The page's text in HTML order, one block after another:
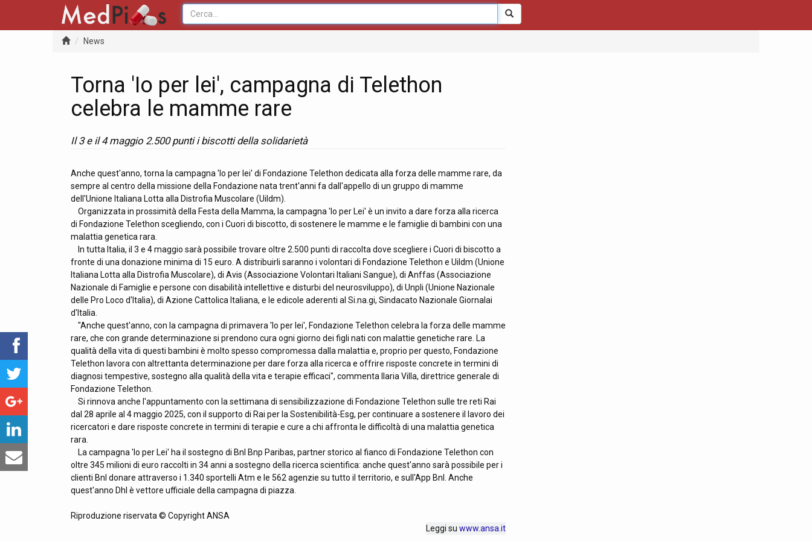
News
Torna 'Io per lei', campagna di Telethon
celebra le mamme rare
Il 3 e il 4 maggio 2.500 punti i biscotti della solidarietà
Anche quest'anno, torna la campagna 'Io per lei' di Fondazione Telethon dedicata alla forza delle mamme rare, da
sempre al centro della missione della Fondazione nata trent'anni fa dall'appello di un gruppo di mamme
dell'Unione Italiana Lotta alla Distrofia Muscolare (Uildm).
Organizzata in prossimità della Festa della Mamma, la campagna 'Io per Lei' è un invito a dare forza alla ricerca
di Fondazione Telethon scegliendo, con i Cuori di biscotto, di sostenere le mamme e le famiglie di bambini con una
malattia genetica rara.
In tutta Italia, il 3 e 4 maggio sarà possibile trovare oltre 2.500 punti di raccolta dove scegliere i Cuori di biscotto a
fronte di una donazione minima di 15 euro. A distribuirli saranno i volontari di Fondazione Telethon e Uildm (Unione
Italiana Lotta alla Distrofia Muscolare), di Avis (Associazione Volontari Italiani Sangue), di Anffas (Associazione
Nazionale di Famiglie e persone con disabilità intellettive e disturbi del neurosviluppo), di Unpli (Unione Nazionale
delle Pro Loco d'Italia), di Azione Cattolica Italiana, e le edicole aderenti al Si.na.gi, Sindacato Nazionale Giornalai
d'Italia.
"Anche quest'anno, con la campagna di primavera 'Io per lei', Fondazione Telethon celebra la forza delle mamme
rare, che con grande determinazione si prendono cura ogni giorno dei figli nati con malattie genetiche rare. La
qualità della vita di questi bambini è molto spesso compromessa dalla malattia e, proprio per questo, Fondazione
Telethon lavora con altrettanta determinazione per dare forza alla ricerca e offrire risposte concrete in termini di
diagnosi tempestive, sostegno alla qualità della vita e terapie efficaci", commenta Ilaria Villa, direttrice generale di
Fondazione Telethon.
Si rinnova anche l'appuntamento con la settimana di sensibilizzazione di Fondazione Telethon sulle tre reti Rai
dal 28 aprile al 4 maggio 2025, con il supporto di Rai per la Sostenibilità-Esg, per continuare a sostenere il lavoro dei
ricercatori e dare risposte concrete in termini di terapie e cure a chi affronta le difficoltà di una malattia genetica
rara.
La campagna 'Io per Lei' ha il sostegno di Bnl Bnp Paribas, partner storico al fianco di Fondazione Telethon con
oltre 345 milioni di euro raccolti in 34 anni a sostegno della ricerca scientifica: anche quest'anno sarà possibile per i
clienti Bnl donare attraverso i 1.340 sportelli Atm e le 562 agenzie su tutto il territorio, e sull'App Bnl. Anche
quest'anno Dhl è vettore ufficiale della campagna di piazza.
Riproduzione riservata © Copyright ANSA
Leggi su www.ansa.it